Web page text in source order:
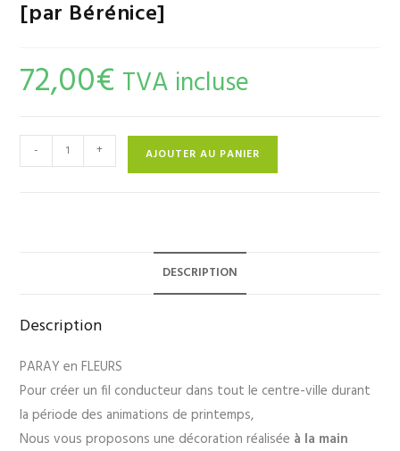
[par Bérénice]
72,00€ TVA incluse
- + AJOUTER AU PANIER
DESCRIPTION
Description
PARAY en FLEURS
Pour créer un fil conducteur dans tout le centre-ville durant
la période des animations de printemps,
Nous vous proposons une décoration réalisée à la main